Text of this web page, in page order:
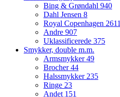
Bing & Grøndahl 940
Dahl Jensen 8
Royal Copenhagen 2611
Andre 907
Uklassificerede 375
Smykker, double m.m.
Armsmykker49
Brocher44
Halssmykker 235
Ringe 23
Andet 151